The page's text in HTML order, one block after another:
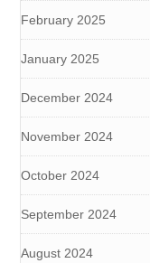
February 2025
January 2025
December 2024
November 2024
October 2024
September 2024
August 2024